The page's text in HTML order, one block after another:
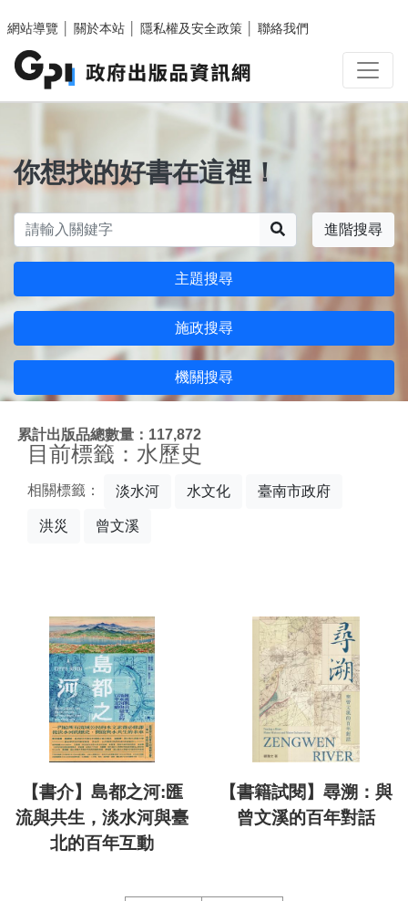
網站導覽
關於本站 隱私權及安全政策 聯絡我們
你想找的好書在這裡！
進階搜尋
主題搜尋
施政搜尋
機關搜尋
累計出版品總數量：117,872
目前標籤：水歷史
相關標籤： 淡水河 水文化 臺南市政府
洪災 曾文溪
【書介】島都之河:匯
流與共生，淡水河與臺
北的百年互動
【書籍試閱】尋溯：與
曾文溪的百年對話